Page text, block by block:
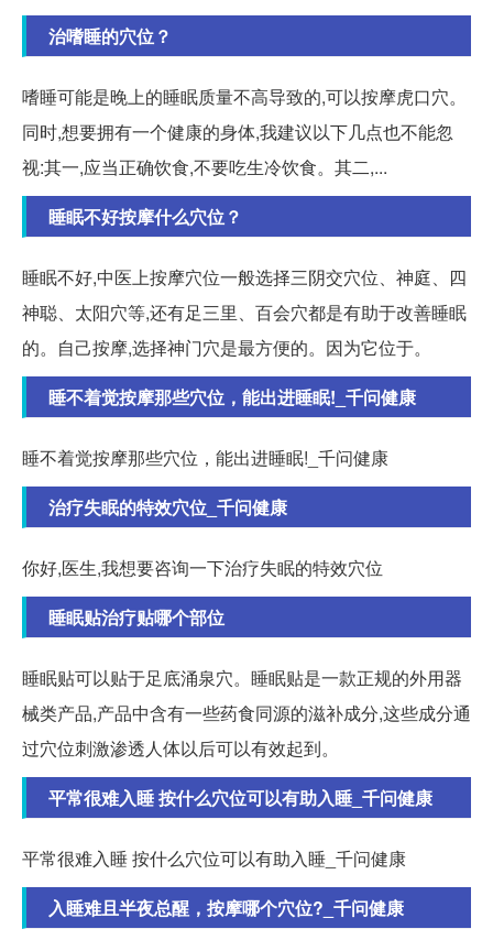
治嗜睡的穴位？
嗜睡可能是晚上的睡眠质量不高导致的,可以按摩虎口穴。
同时,想要拥有一个健康的身体,我建议以下几点也不能忽
视:其一,应当正确饮食,不要吃生冷饮食。其二,...
睡眠不好按摩什么穴位？
睡眠不好,中医上按摩穴位一般选择三阴交穴位、神庭、四
神聪、太阳穴等,还有足三里、百会穴都是有助于改善睡眠
的。自己按摩,选择神门穴是最方便的。因为它位于。
睡不着觉按摩那些穴位，能出进睡眠!_千问健康
睡不着觉按摩那些穴位，能出进睡眠!_千问健康
治疗失眠的特效穴位_千问健康
你好,医生,我想要咨询一下治疗失眠的特效穴位
睡眠贴治疗贴哪个部位
睡眠贴可以贴于足底涌泉穴。睡眠贴是一款正规的外用器
械类产品,产品中含有一些药食同源的滋补成分,这些成分通
过穴位刺激渗透人体以后可以有效起到。
平常很难入睡 按什么穴位可以有助入睡_千问健康
平常很难入睡 按什么穴位可以有助入睡_千问健康
入睡难且半夜总醒，按摩哪个穴位?_千问健康